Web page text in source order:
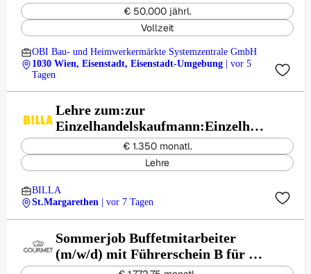
€ 50.000 jährl.
Vollzeit
OBI Bau- und Heimwerkermärkte Systemzentrale GmbH
1030 Wien, Eisenstadt, Eisenstadt-Umgebung
| vor 5
Tagen
Lehre zum:zur
Einzelhandelskaufmann:Einzelhan
delskauffrau Schwerpunkt
Lebensmittel
€ 1.350 monatl.
Lehre
BILLA
St.Margarethen
| vor 7 Tagen
Sommerjob Buffetmitarbeiter
(m/w/d) mit Führerschein B für die
Opernfestspiele im Steinbruch in